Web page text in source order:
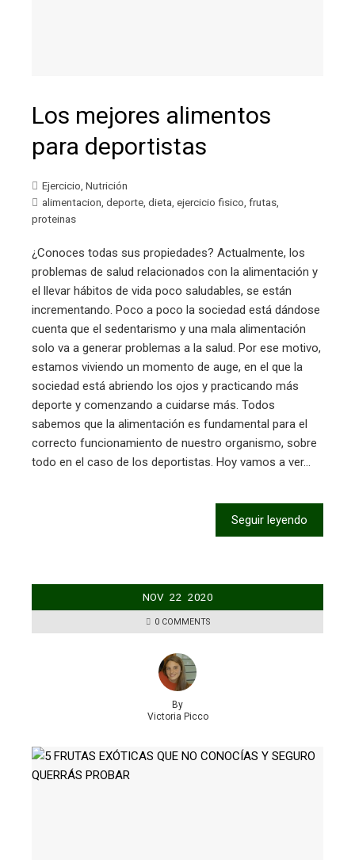
Los mejores alimentos
para deportistas
Ejercicio, Nutrición
alimentacion, deporte, dieta, ejercicio fisico, frutas,
proteinas
¿Conoces todas sus propiedades? Actualmente, los
problemas de salud relacionados con la alimentación y
el llevar hábitos de vida poco saludables, se están
incrementando. Poco a poco la sociedad está dándose
cuenta que el sedentarismo y una mala alimentación
solo va a generar problemas a la salud. Por ese motivo,
estamos viviendo un momento de auge, en el que la
sociedad está abriendo los ojos y practicando más
deporte y comenzando a cuidarse más. Todos
sabemos que la alimentación es fundamental para el
correcto funcionamiento de nuestro organismo, sobre
todo en el caso de los deportistas. Hoy vamos a ver…
Seguir leyendo
NOV 22 2020
0 COMMENTS
By
Victoria Picco